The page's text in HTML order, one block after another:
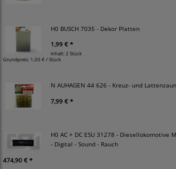
H0 BUSCH 7035 - Dekor Platten
1,99 € *
Inhalt: 2 Stück
Grundpreis: 1,00 € / Stück
N AUHAGEN 44 626 - Kreuz- und Lattenzaun
7,99 € *
H0 AC + DC ESU 31278 - Diesellokomotive
- Digital - Sound - Rauch
474,90 € *